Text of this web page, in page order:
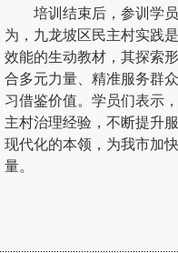
培训结束后，参训学
为，九龙坡区民主村实践
效能的生动教材，其探索
合多元力量、精准服务群
习借鉴价值。学员们表示
主村治理经验，不断提升
现代化的本领，为我市加
量。